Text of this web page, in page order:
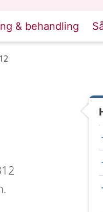
& behandling